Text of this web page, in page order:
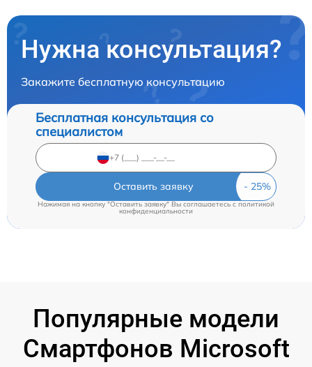
Нужна консультация?
Закажите бесплатную консультацию
Бесплатная консультация со
специалистом
Оставить заявку
Нажимая на кнопку "Оставить заявку" Вы соглашаетесь cполитикой
конфиденциальности
Популярные модели
Смартфонов Microsoft